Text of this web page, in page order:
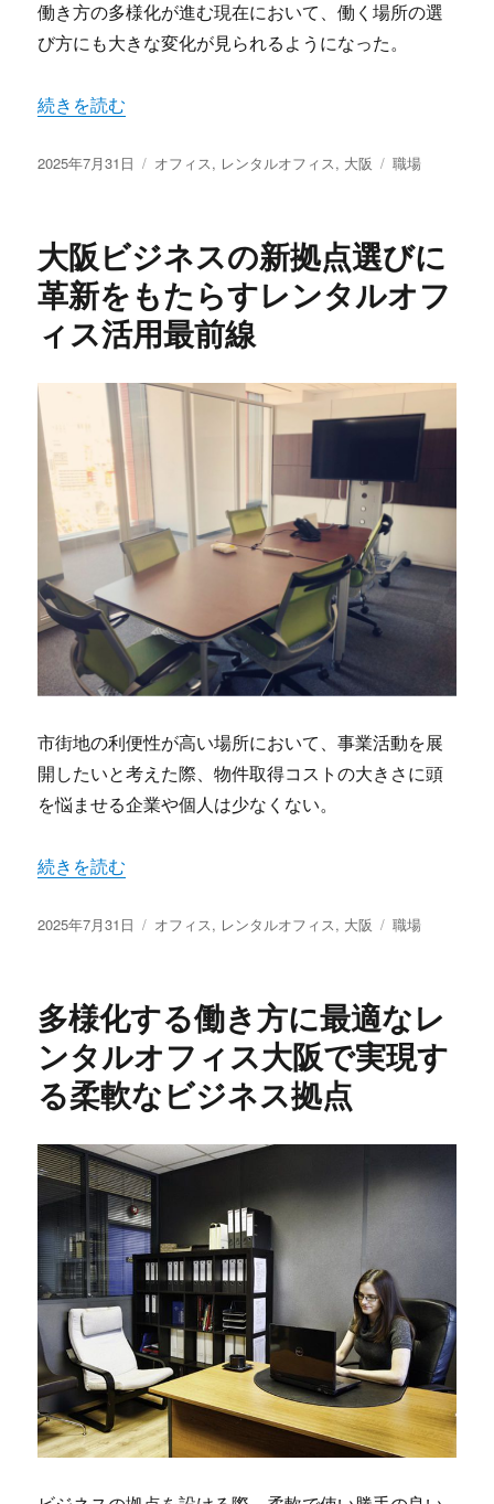
働き方の多様化が進む現在において、働く場所の選
び方にも大きな変化が見られるようになった。
“大阪で広がる新しい働き方のカタチレンタルオフィス
続きを読む
投
2025年7月31日
カ
ー
オフィス, レンタルオフィス, 大阪
タ
職場
大阪ビジネスの新拠点選びに
革新をもたらすレンタルオフ
ィス活用最前線
市街地の利便性が高い場所において、事業活動を展
開したいと考えた際、物件取得コストの大きさに頭
を悩ませる企業や個人は少なくない。
“大阪ビジネスの新拠点選びに革新をもたらすレンタル
続きを読む
投
2025年7月31日
カ
ー
オフィス, レンタルオフィス, 大阪
タ
職場
多様化する働き方に最適なレ
ンタルオフィス大阪で実現す
る柔軟なビジネス拠点